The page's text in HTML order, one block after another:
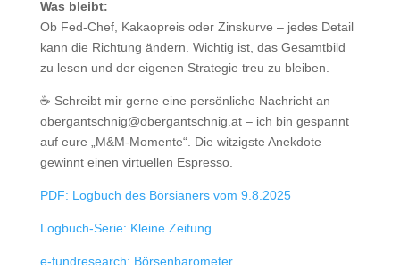
Was bleibt:
Ob Fed-Chef, Kakaopreis oder Zinskurve – jedes Detail
kann die Richtung ändern. Wichtig ist, das Gesamtbild
zu lesen und der eigenen Strategie treu zu bleiben.
☕️ Schreibt mir gerne eine persönliche Nachricht an
obergantschnig@obergantschnig.at – ich bin gespannt
auf eure „M&M-Momente“. Die witzigste Anekdote
gewinnt einen virtuellen Espresso.
PDF: Logbuch des Börsianers vom 9.8.2025
Logbuch-Serie: Kleine Zeitung
e-fundresearch: Börsenbarometer